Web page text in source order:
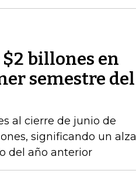
billones en
semestre del
al cierre de junio de
significando un alza
del año anterior